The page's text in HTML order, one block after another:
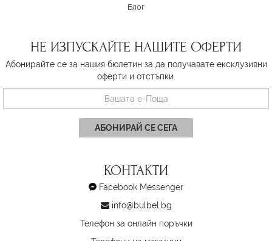
Блог
НЕ ИЗПУСКАЙТЕ НАШИТЕ ОФЕРТИ
Абонирайте се за нашия бюлетин за да получавате ексклузивни
оферти и отстъпки.
АБОНИРАЙ СЕ СЕГА
КОНТАКТИ
Facebook Messenger
info@bulbel.bg
Телефон за онлайн поръчки